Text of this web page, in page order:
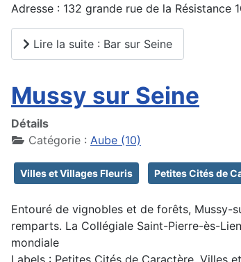
Adresse : 132 grande rue de la Résistance
Lire la suite : Bar sur Seine
Mussy sur Seine
Détails
Catégorie : Aube (10)
Villes et Villages Fleuris Petites Cités de
Entouré de vignobles et de forêts, Mussy-
remparts. La Collégiale Saint-Pierre-ès-
mondiale
Labels : Petites Cités de Caractère, Villes